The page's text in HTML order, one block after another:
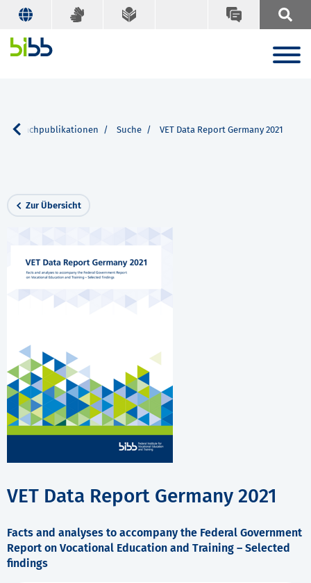
BIBB Fachpublikationen Suche VET Data Report Germany 2021
Zur Übersicht
VET Data Report Germany 2021
Facts and analyses to accompany the Federal Government
Report on Vocational Education and Training – Selected
findings